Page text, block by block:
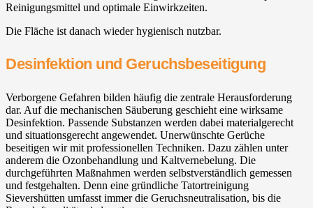
Reinigungsmittel und optimale Einwirkzeiten.
Die Fläche ist danach wieder hygienisch nutzbar.
Desinfektion und Geruchsbeseitigung
Verborgene Gefahren bilden häufig die zentrale Herausforderung
dar. Auf die mechanischen Säuberung geschieht eine wirksame
Desinfektion. Passende Substanzen werden dabei materialgerecht
und situationsgerecht angewendet. Unerwünschte Gerüche
beseitigen wir mit professionellen Techniken. Dazu zählen unter
anderem die Ozonbehandlung und Kaltvernebelung. Die
durchgeführten Maßnahmen werden selbstverständlich gemessen
und festgehalten. Denn eine gründliche Tatortreinigung
Sievershütten umfasst immer die Geruchsneutralisation, bis die